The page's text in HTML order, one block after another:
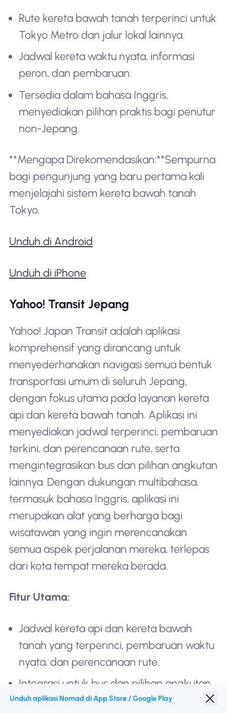
Rute kereta bawah tanah terperinci untuk
Tokyo Metro dan jalur lokal lainnya.
Jadwal kereta waktu nyata, informasi
peron, dan pembaruan.
Tersedia dalam bahasa Inggris,
menyediakan pilihan praktis bagi penutur
non-Jepang.
**Mengapa Direkomendasikan:**Sempurna
bagi pengunjung yang baru pertama kali
menjelajahi sistem kereta bawah tanah
Tokyo.
Unduh di Android
Unduh di iPhone
Yahoo! Transit Jepang
Yahoo! Japan Transit adalah aplikasi
komprehensif yang dirancang untuk
menyederhanakan navigasi semua bentuk
transportasi umum di seluruh Jepang,
dengan fokus utama pada layanan kereta
api dan kereta bawah tanah. Aplikasi ini
menyediakan jadwal terperinci, pembaruan
terkini, dan perencanaan rute, serta
mengintegrasikan bus dan pilihan angkutan
lainnya. Dengan dukungan multibahasa,
termasuk bahasa Inggris, aplikasi ini
merupakan alat yang berharga bagi
wisatawan yang ingin merencanakan
semua aspek perjalanan mereka, terlepas
dari kota tempat mereka berada.
Fitur Utama:
Jadwal kereta api dan kereta bawah
tanah yang terperinci, pembaruan waktu
nyata, dan perencanaan rute.
Integrasi untuk bus dan pilihan angkutan
lain di seluruh Jepang.
Unduh aplikasi Nomad di App Store / Google Play